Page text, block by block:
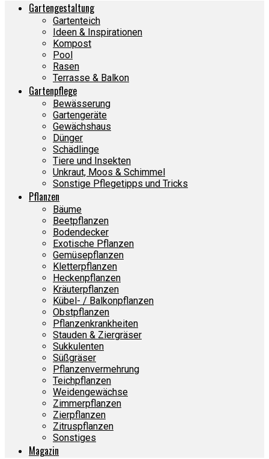
Gartengestaltung
Gartenteich
Ideen & Inspirationen
Kompost
Pool
Rasen
Terrasse & Balkon
Gartenpflege
Bewässerung
Gartengeräte
Gewächshaus
Dünger
Schädlinge
Tiere und Insekten
Unkraut, Moos & Schimmel
Sonstige Pflegetipps und Tricks
Pflanzen
Bäume
Beetpflanzen
Bodendecker
Exotische Pflanzen
Gemüsepflanzen
Kletterpflanzen
Heckenpflanzen
Kräuterpflanzen
Kübel- / Balkonpflanzen
Obstpflanzen
Pflanzenkrankheiten
Stauden & Ziergräser
Sukkulenten
Süßgräser
Pflanzenvermehrung
Teichpflanzen
Weidengewächse
Zimmerpflanzen
Zierpflanzen
Zitruspflanzen
Sonstiges
Magazin